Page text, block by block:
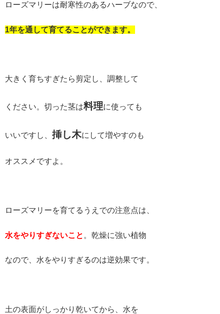
ローズマリーは耐寒性のあるハーブなので、
1年を通して育てることができます。
大きく育ちすぎたら剪定し、調整して
ください。切った茎は料理に使っても
いいですし、 挿し木にして増やすのも
オススメですよ。
ローズマリーを育てるうえでの注意点は、
水をやりすぎないこと 。乾燥に強い植物
なので、水をやりすぎるのは逆効果です。
土の表面がしっかり乾いてから、水を